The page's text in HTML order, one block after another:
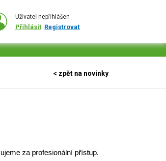
Uživatel nepřihlášen
Přihlásit Registrovat
< zpět na novinky
za profesionální přístup.